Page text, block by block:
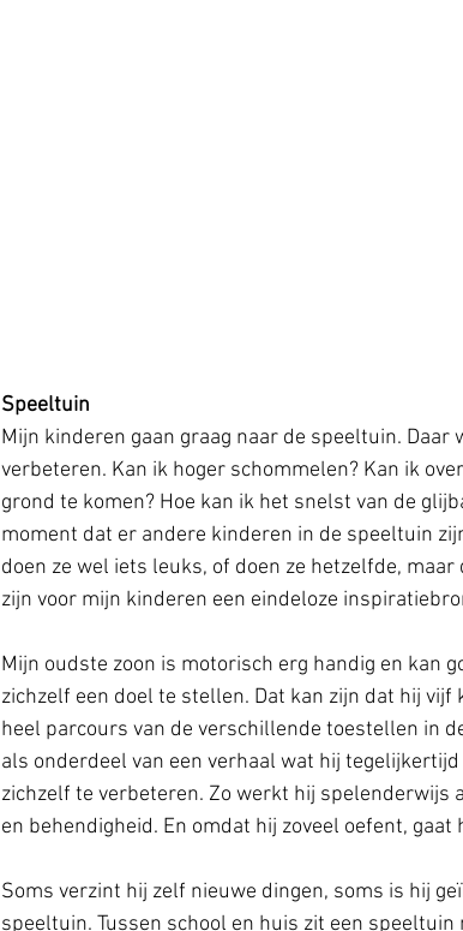
Speeltuin
Mijn kinderen gaan graag naar de speeltuin.
verbeteren. Kan ik hoger schommelen? Kan ik
grond te komen? Hoe kan ik het snelst van de
moment dat er andere kinderen in de speeltuin
doen ze wel iets leuks, of doen ze hetzelfde,
zijn voor mijn kinderen een eindeloze
Mijn oudste zoon is motorisch erg handig en kan
zichzelf een doel te stellen. Dat kan zijn dat hij
heel parcours van de verschillende toestellen in
als onderdeel van een verhaal wat hij
zichzelf te verbeteren. Zo werkt hij spelenderwijs
en behendigheid. En omdat hij zoveel oefent, gaat
Soms verzint hij zelf nieuwe dingen, soms is hij
speeltuin. Tussen school en huis zit een